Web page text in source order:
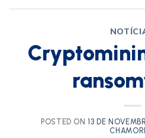
POSTED ON 13 DE